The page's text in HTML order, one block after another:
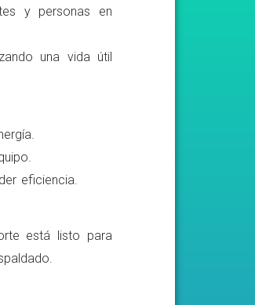
y personas en
una vida útil
eficiencia.
está listo para